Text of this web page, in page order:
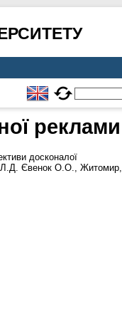
реклами
досконалої
Л.Д. Євенок О.О., Житомир,